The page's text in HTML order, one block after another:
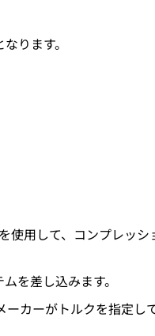
ります。
使用して、コンプレッシ
を差し込みます。
カーがトルクを指定し